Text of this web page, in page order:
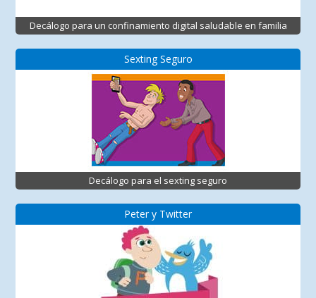
Decálogo para un confinamiento digital saludable en familia
Sexting Seguro
Decálogo para el sexting seguro
Peter y Twitter